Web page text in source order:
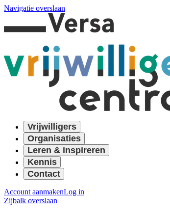
Navigatie overslaan
Vrijwilligers
Organisaties
Leren & inspireren
Kennis
Contact
Account aanmakenLog in
Zijbalk overslaan